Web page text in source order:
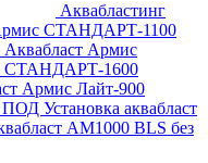
Аквабластинг
СТАНДАРТ-1100
Аквабласт Армис
СТАНДАРТ-1600
Армис Лайт-900
ПОД Установка аквабласт
AM1000 BLS без